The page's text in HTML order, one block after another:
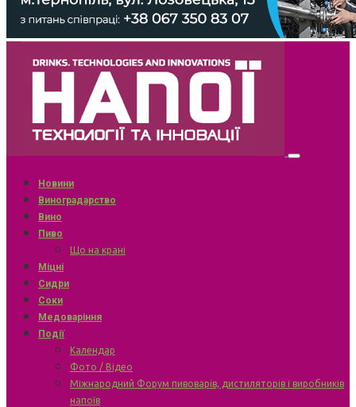
Новини
Виноградарство
Вино
Пиво
Що на крані
Міцні
Сидри
Соки
Медоваріння
Події
Календар
Фото / Відео
Міжнародний Форум пивоварів, дистиляторів і виробників
напоїв